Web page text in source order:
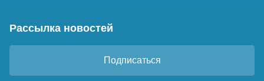
Рассылка новостей
Подписаться